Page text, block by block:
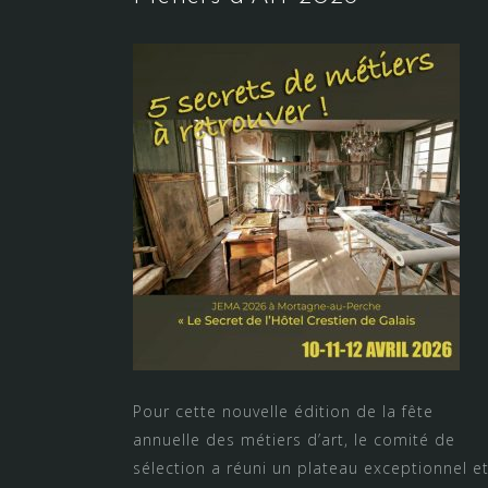
Pour cette nouvelle édition de la fête
annuelle des métiers d’art, le comité de
sélection a réuni un plateau exceptionnel et